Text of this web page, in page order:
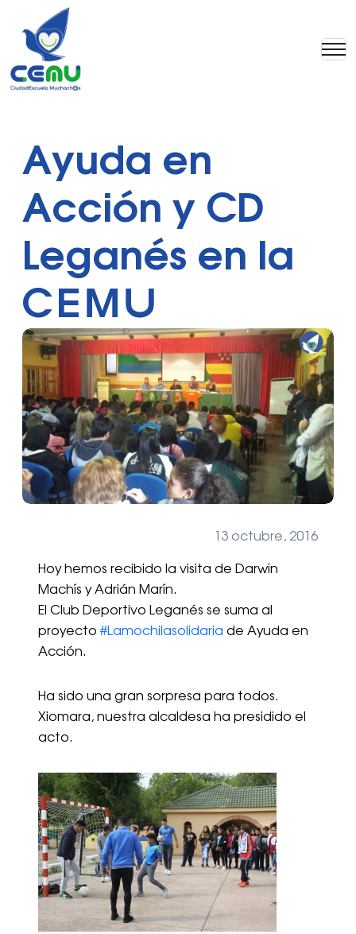
Ayuda en
Acción y CD
Leganés en la
CEMU
13 octubre, 2016
Hoy hemos recibido la visita de Darwin
Machís y Adrián Marín.
El Club Deportivo Leganés se suma al
proyecto #Lamochilasolidaria de Ayuda en
Acción.
Ha sido una gran sorpresa para todos.
Xiomara, nuestra alcaldesa ha presidido el
acto.